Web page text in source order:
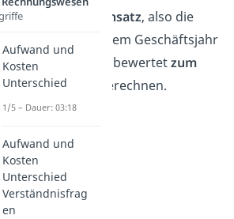
man den
Wareneinsatz, also die
Summe aller in einem Geschäftsjahr
verkauften Waren bewertetzum
Einstandspreis
, berechnen.
Aufwand und
Kosten
Unterschied
1/5 – Dauer: 03:18
Aufwand und
Kosten
Unterschied
Verständnisfrag
en